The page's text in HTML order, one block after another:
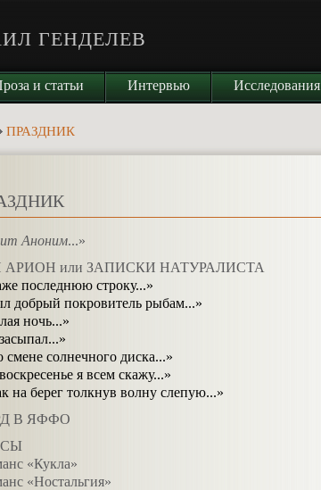
ГЕНДЕЛЕВ
и статьи Интервью Исследования
ПРАЗДНИК
Аноним...»
или ЗАПИСКИ НАТУРАЛИСТА
последнюю строку...»
добрый покровитель рыбам...»
ночь...»
смене солнечного диска...»
я всем скажу...»
на берег толкнув волну слепую...»
В ЯФФО
«Кукла»
«Ностальгия»